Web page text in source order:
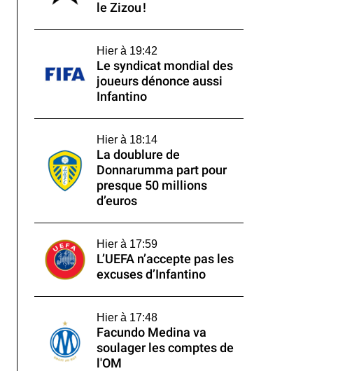
le Zizou !
Hier à 19:42
Le syndicat mondial des
joueurs dénonce aussi
Infantino
Hier à 18:14
La doublure de
Donnarumma part pour
presque 50 millions
d’euros
Hier à 17:59
L’UEFA n’accepte pas les
excuses d’Infantino
Hier à 17:48
Facundo Medina va
soulager les comptes de
l'OM